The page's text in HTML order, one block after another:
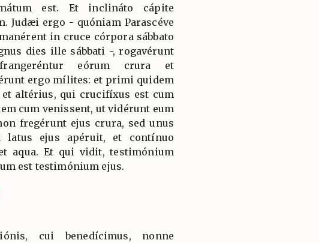
est. Et inclináto cápite
Judæi ergo - quóniam Parascéve
in cruce córpora sábbato
dies ille sábbati -, rogavérunt
eórum crura et
ergo mílites: et primi quidem
altérius, qui crucifíxus est cum
cum venissent, ut vidérunt eum
fregérunt ejus crura, sed unus
latus ejus apéruit, et contínuo
aqua. Et qui vidit, testimónium
est testimónium ejus.
cui benedícimus, nonne